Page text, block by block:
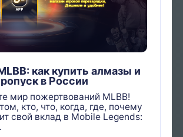
как купить алмазы и
в России
мир пожертвований MLBB!
кто, что, когда, где, почему
свой вклад в Mobile Legends: